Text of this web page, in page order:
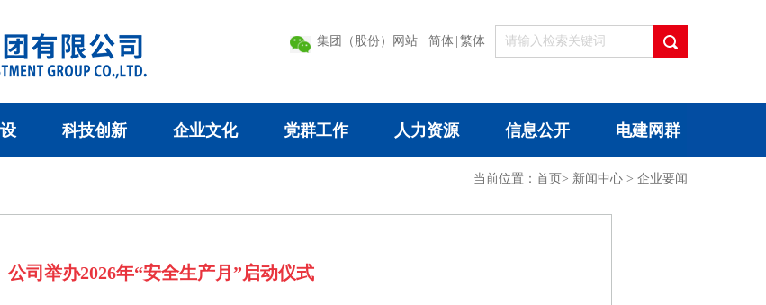
集团（股份）网站 简体 繁体
科技创新 企业文化 党群工作 人力资源 信息公开 电建网群
当前位置： 首页 > 新闻中心 > 企业要闻
公司举办2026年“安全生产月”启动仪式